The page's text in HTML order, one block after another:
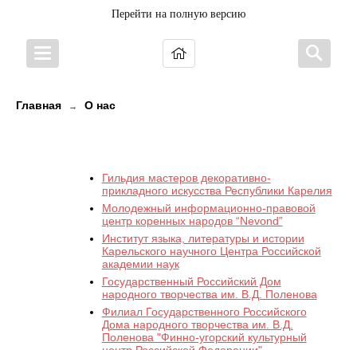
Перейти на полную версию
Главная → О нас
Гильдия мастеров декоративно-
прикладного искусства Республики Карелия
Молодежный информационно-правовой
центр коренных народов “Nevond”
Институт языка, литературы и истории
Карельского научного Центра Российской
академии наук
Государственный Российский Дом
народного творчества им. В.Д. Поленова
Филиал Государственного Российского
Дома народного творчества им. В.Д.
Поленова "Финно-угорский культурный